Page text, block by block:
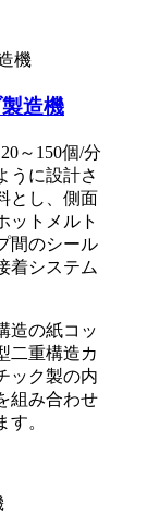
造機
～150個/分
うに設計さ
とし、側面
ットメルト
間のシール
着システム
造の紙コッ
二重構造カ
ック製の内
組み合わせ
。